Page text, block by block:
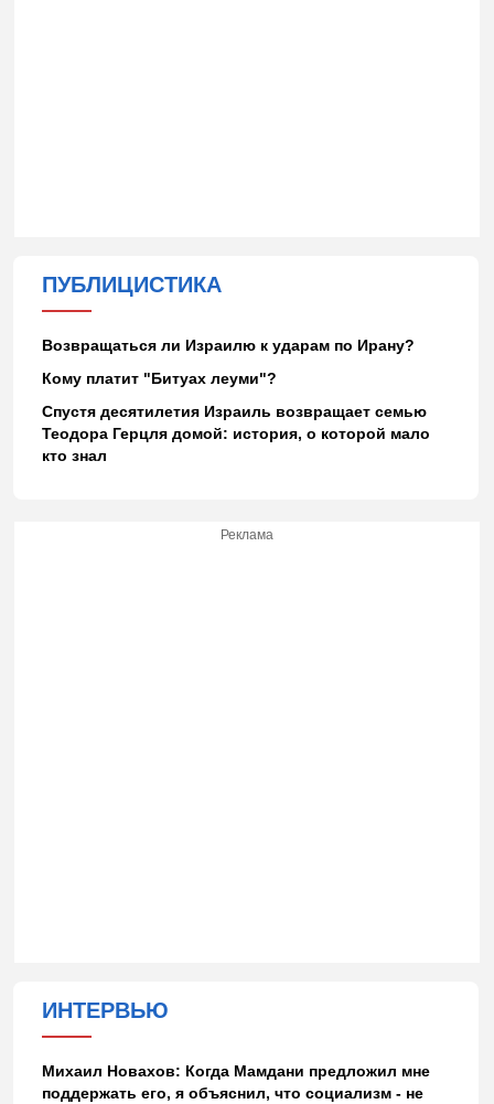
ПУБЛИЦИСТИКА
Возвращаться ли Израилю к ударам по Ирану?
Кому платит "Битуах леуми"?
Спустя десятилетия Израиль возвращает семью
Теодора Герцля домой: история, о которой мало
кто знал
Реклама
ИНТЕРВЬЮ
Михаил Новахов: Когда Мамдани предложил мне
поддержать его, я объяснил, что социализм - не